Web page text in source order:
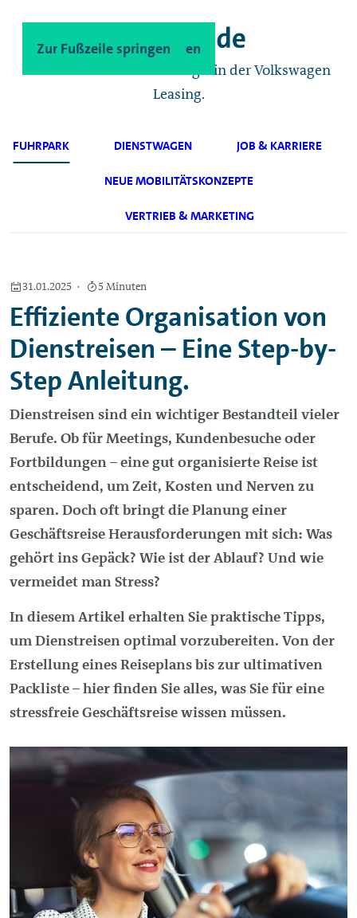
Zum Hauptinhalt springen
Zur Fußzeile springen
Das Geschäftskunden-Magazin der Volkswagen
Leasing.
FUHRPARK DIENSTWAGEN JOB & KARRIERE
NEUE MOBILITÄTSKONZEPTE
VERTRIEB & MARKETING
31.01.2025 5 Minuten
Effiziente Organisation von
Dienstreisen – Eine Step-by-
Step Anleitung.
Dienstreisen sind ein wichtiger Bestandteil vieler
Berufe. Ob für Meetings, Kundenbesuche oder
Fortbildungen – eine gut organisierte Reise ist
entscheidend, um Zeit, Kosten und Nerven zu
sparen. Doch oft bringt die Planung einer
Geschäftsreise Herausforderungen mit sich: Was
gehört ins Gepäck? Wie ist der Ablauf? Und wie
vermeidet man Stress?
In diesem Artikel erhalten Sie praktische Tipps,
um Dienstreisen optimal vorzubereiten. Von der
Erstellung eines Reiseplans bis zur ultimativen
Packliste – hier finden Sie alles, was Sie für eine
stressfreie Geschäftsreise wissen müssen.